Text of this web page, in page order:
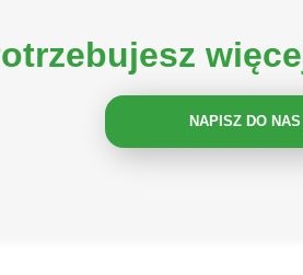
NAPISZ DO NAS